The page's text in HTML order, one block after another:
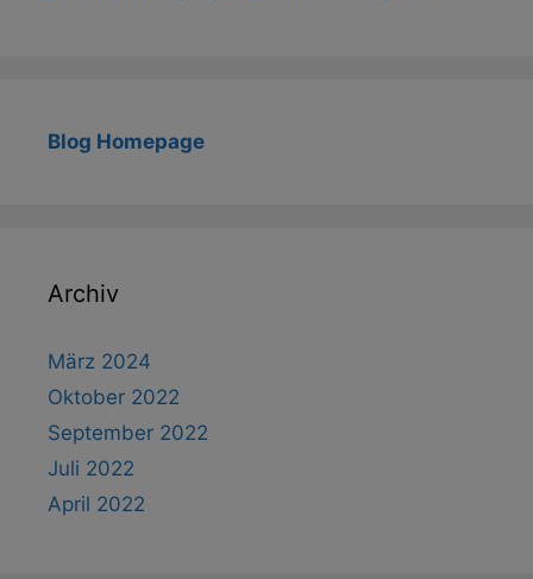
Blog Homepage
Archiv
März 2024
Oktober 2022
September 2022
Juli 2022
April 2022